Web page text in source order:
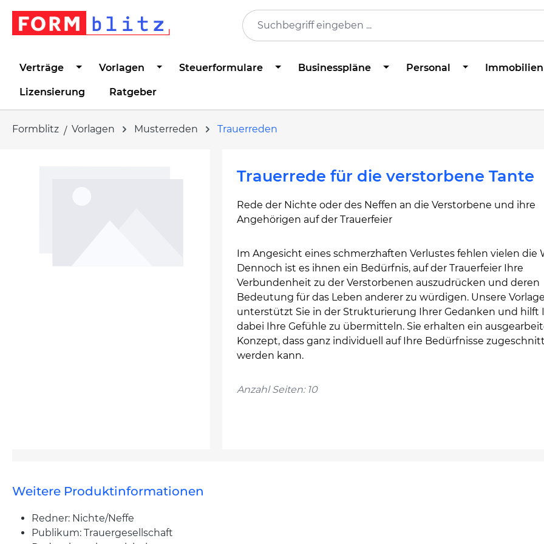
Zur Hauptnavigation springen
Verträge Vorlagen Steuerformulare Businesspläne Personal Immobilien
Lizensierung Ratgeber
Formblitz Vorlagen Musterreden Trauerreden
Trauerrede für die verstorbene Tante
Rede der Nichte oder des Neffen an die Verstorbene und ihre
Angehörigen auf der Trauerfeier
Im Angesicht eines schmerzhaften Verlustes fehlen vielen die
Dennoch ist es ihnen ein Bedürfnis, auf der Trauerfeier Ihre
Verbundenheit zu der Verstorbenen auszudrücken und deren
Bedeutung für das Leben anderer zu würdigen. Unsere Vorlage
unterstützt Sie in der Strukturierung Ihrer Gedanken und hilft
dabei Ihre Gefühle zu übermitteln. Sie erhalten ein
Konzept, dass ganz individuell auf Ihre Bedürfnisse
werden kann.
Anzahl Seiten: 10
Weitere Produktinformationen
Redner: Nichte/Neffe
Publikum: Trauergesellschaft